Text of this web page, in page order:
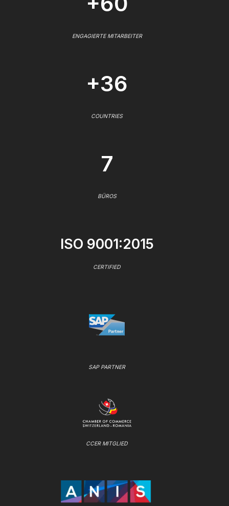
ENGAGIERTE MITARBEITER
+36
COUNTRIES
7
BÜROS
ISO 9001:2015
CERTIFIED
SAP PARTNER
CCER MITGLIED